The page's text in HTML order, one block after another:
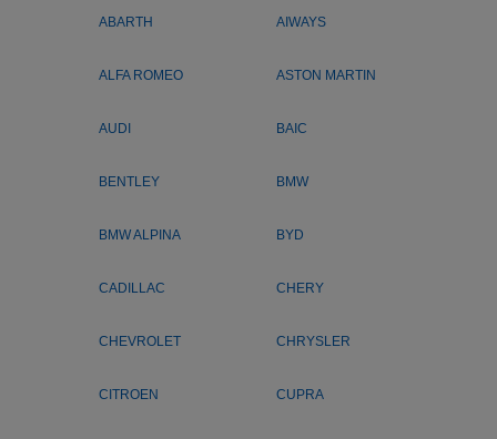
ABARTH AIWAYS
ALFA ROMEO ASTON MARTIN
AUDI BAIC
BENTLEY BMW
BMW ALPINA BYD
CADILLAC CHERY
CHEVROLET CHRYSLER
CITROEN CUPRA